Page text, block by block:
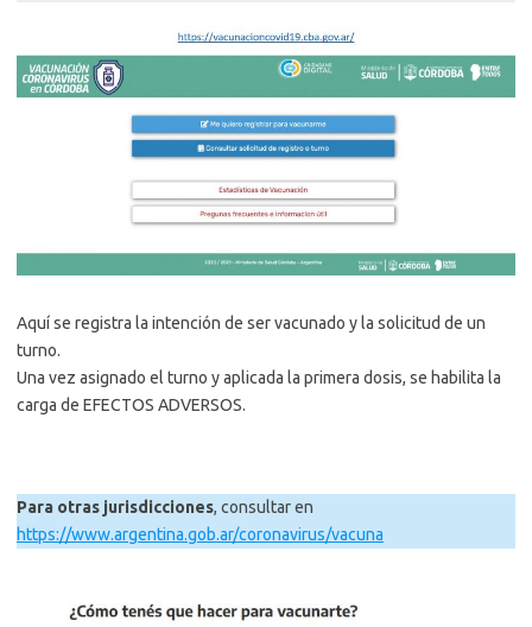
Aquí se registra la intención de ser vacunado y la solicitud de un
turno.
Una vez asignado el turno y aplicada la primera dosis, se habilita la
carga de EFECTOS ADVERSOS.
Para otras jurisdicciones, consultar en
https://www.argentina.gob.ar/coronavirus/vacuna